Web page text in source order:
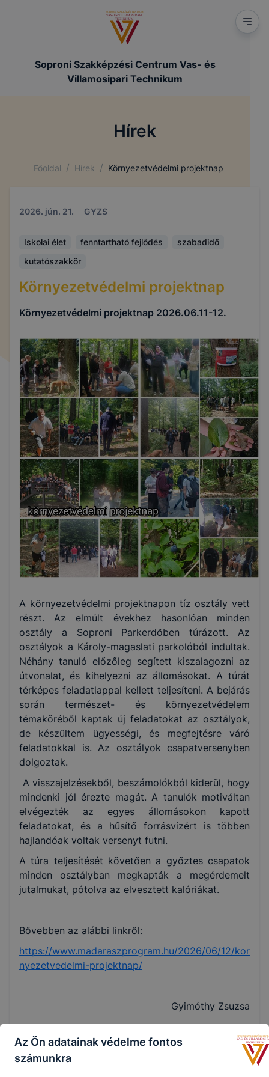
Soproni Szakképzési Centrum Vas- és
Villamosipari Technikum
Hírek
Főoldal / Hírek / Környezetvédelmi projektnap
2026. jún. 21. GYZS
Iskolai élet fenntartható fejlődés
szabadidő
kutatószakkör
Környezetvédelmi projektnap
Környezetvédelmi projektnap 2026.06.11-12.
A környezetvédelmi projektnapon tíz osztály vett
részt. Az elmúlt évekhez hasonlóan minden
osztály a Soproni Parkerdőben túrázott. Az
osztályok a Károly-magaslati parkolóból indultak.
Néhány tanuló előzőleg segített kiszalagozni az
útvonalat, és kihelyezni az állomásokat. A túrát
térképes feladatlappal kellett teljesíteni. A bejárás
során természet- és környezetvédelem
témaköréből kaptak új feladatokat az osztályok,
de készültem ügyességi, és megfejtésre váró
feladatokkal is. Az osztályok csapatversenyben
dolgoztak.
A visszajelzésekből, beszámolókból kiderül, hogy
mindenki jól érezte magát. A tanulók motiváltan
elvégezték az egyes állomásokon kapott
feladatokat, és a hűsítő forrásvízért is többen
hajlandóak voltak versenyt futni.
A túra teljesítését követően a győztes csapatok
minden osztályban megkapták a megérdemelt
jutalmukat, pótolva az elvesztett kalóriákat.
Bővebben az alábbi linkről:
https://www.madaraszprogram.hu/2026/06/12/kor
nyezetvedelmi-projektnap/
Gyimóthy Zsuzsa
Az Ön adatainak védelme fontos
számunkra